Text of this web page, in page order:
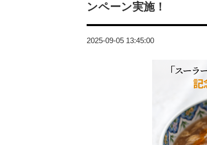
ンペーン実施！
2025-09-05 13:45:00